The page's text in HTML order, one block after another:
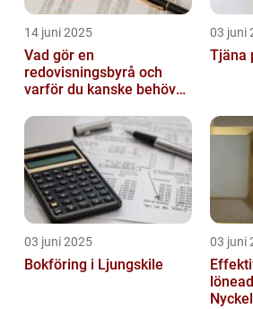
14 juni 2025
Vad gör en
redovisningsbyrå och
varför du kanske behöver
03 juni
Tjäna
03 juni 2025
Bokföring i Ljungskile
03 juni